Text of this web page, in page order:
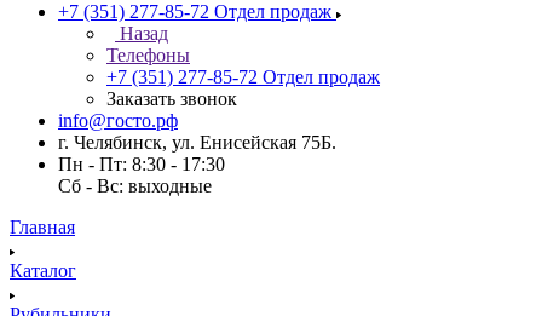
+7 (351) 277-85-72 Отдел продаж
Назад
Телефоны
+7 (351) 277-85-72 Отдел продаж
Заказать звонок
info@госто.рф
г. Челябинск, ул. Енисейская 75Б.
Пн - Пт: 8:30 - 17:30
Сб - Вс: выходные
Главная
Каталог